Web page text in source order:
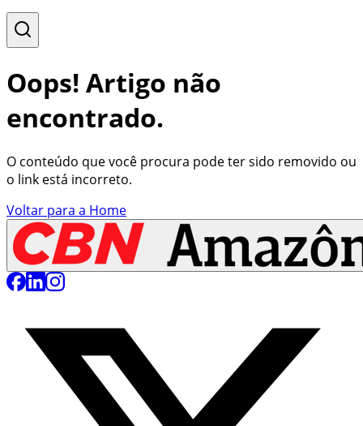
Oops! Artigo não
encontrado.
O conteúdo que você procura pode ter sido removido ou
o link está incorreto.
Voltar para a Home